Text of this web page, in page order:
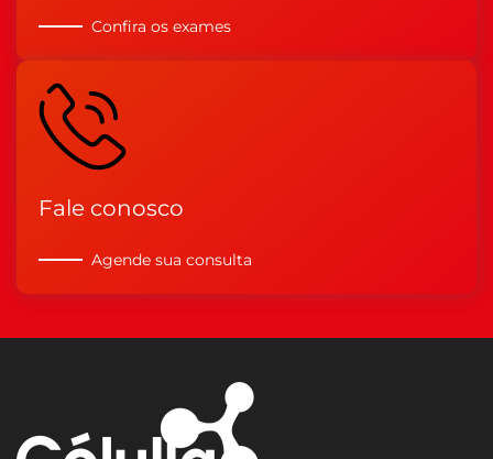
Confira os exames
Fale conosco
Agende sua consulta